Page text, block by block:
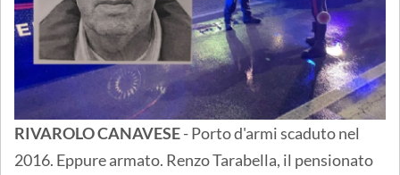
RIVAROLO CANAVESE- Porto d'armi scaduto nel
2016. Eppure armato. Renzo Tarabella, il pensionato